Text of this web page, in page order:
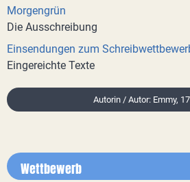
Morgengrün
Die Ausschreibung
Einsendungen zum
Eingereichte Texte
Autorin / Autor: Emmy,
Wettbewerb